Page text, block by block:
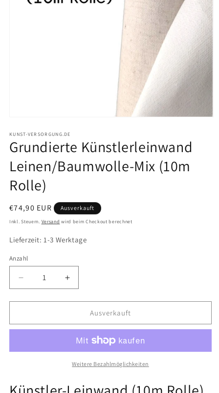
in
Modal
öffnen
KUNST-VERSORGUNG.DE
Grundierte Künstlerleinwand
Leinen/Baumwolle-Mix (10m
Rolle)
Normaler
Preis
€74,90 EUR Ausverkauft
Inkl. Steuern. Versand wird beim Checkout berechnet
Lieferzeit: 1-3 Werktage
Anzahl
Verringere
die
Menge
Grundierte
Leinen/Baumwolle-
Mix
Erhöhe
die
Menge
Grundierte
Künstlerleinwand
Leinen/Baumwolle-
Mix
(10m
Ausverkauft
Weitere Bezahlmöglichkeiten